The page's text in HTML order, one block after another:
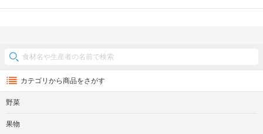
カテゴリから商品をさがす
野菜
果物